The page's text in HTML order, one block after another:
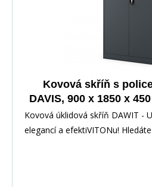
Kovová skříň s
DAVIS, 900 x 1850 x
Kovová úklidová skříň DAWIT -
elegancí a efektiVITONu!